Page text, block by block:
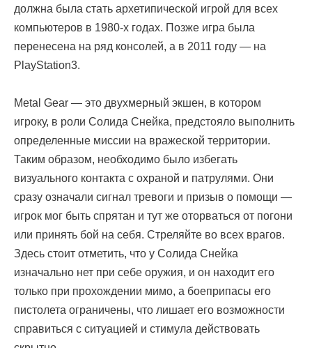
должна была стать архетипической игрой для всех
компьютеров в 1980-х годах. Позже игра была
перенесена на ряд консолей, а в 2011 году — на
PlayStation3.
Metal Gear — это двухмерный экшен, в котором
игроку, в роли Солида Снейка, предстояло выполнить
определенные миссии на вражеской территории.
Таким образом, необходимо было избегать
визуального контакта с охраной и патрулями. Они
сразу означали сигнал тревоги и призыв о помощи —
игрок мог быть спрятан и тут же оторваться от погони
или принять бой на себя. Стреляйте во всех врагов.
Здесь стоит отметить, что у Солида Снейка
изначально нет при себе оружия, и он находит его
только при прохождении мимо, а боеприпасы его
пистолета ограничены, что лишает его возможности
справиться с ситуацией и стимула действовать